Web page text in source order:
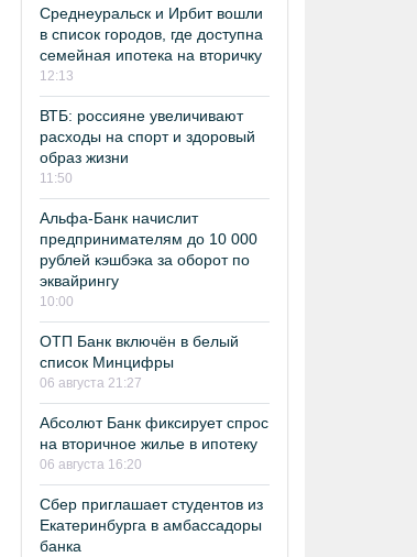
Среднеуральск и Ирбит вошли
в список городов, где доступна
семейная ипотека на вторичку
12:13
ВТБ: россияне увеличивают
расходы на спорт и здоровый
образ жизни
11:50
Альфа-Банк начислит
предпринимателям до 10 000
рублей кэшбэка за оборот по
эквайрингу
10:00
ОТП Банк включён в белый
список Минцифры
06 августа 21:27
Абсолют Банк фиксирует спрос
на вторичное жилье в ипотеку
06 августа 16:20
Сбер приглашает студентов из
Екатеринбурга в амбассадоры
банка